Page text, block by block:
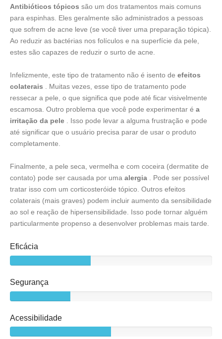
Antibióticos tópicos são um dos tratamentos mais comuns
para espinhas. Eles geralmente são administrados a pessoas
que sofrem de acne leve (se você tiver uma preparação tópica).
Ao reduzir as bactérias nos folículos e na superfície da pele,
estes são capazes de reduzir o surto de acne.
Infelizmente, este tipo de tratamento não é isento de efeitos
colaterais . Muitas vezes, esse tipo de tratamento pode
ressecar a pele, o que significa que pode até ficar visivelmente
escamosa. Outro problema que você pode experimentar é a
irritação da pele . Isso pode levar a alguma frustração e pode
até significar que o usuário precisa parar de usar o produto
completamente.
Finalmente, a pele seca, vermelha e com coceira (dermatite de
contato) pode ser causada por uma alergia . Pode ser possível
tratar isso com um corticosteróide tópico. Outros efeitos
colaterais (mais graves) podem incluir aumento da sensibilidade
ao sol e reação de hipersensibilidade. Isso pode tornar alguém
particularmente propenso a desenvolver problemas mais tarde.
Eficácia
Segurança
Acessibilidade